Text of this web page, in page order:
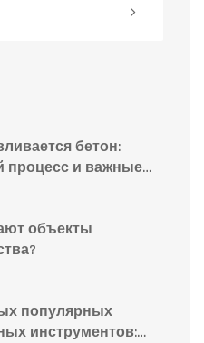
бетон:
процесс и важные
объекты
популярных
инструментов: